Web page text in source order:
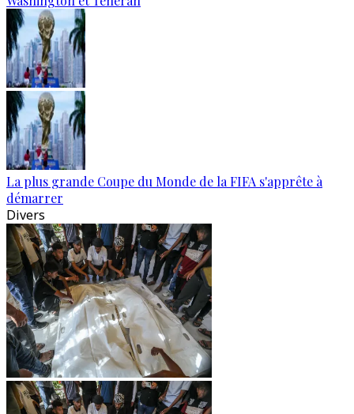
La plus grande Coupe du Monde de la FIFA s'apprête à
démarrer
Divers